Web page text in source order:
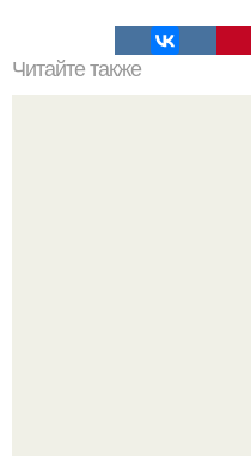
Читайте также